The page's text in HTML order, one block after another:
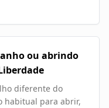
ou abrindo
diferente do
habitual para abrir,